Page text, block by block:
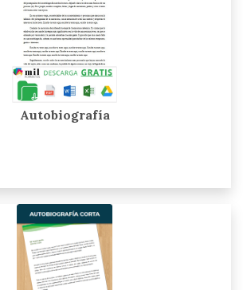
Autobiografía